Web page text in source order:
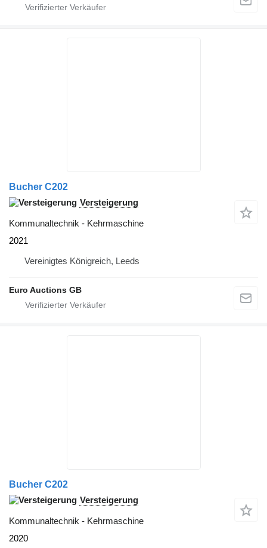
Bucher C202
Versteigerung
Kommunaltechnik - Kehrmaschine
2021
Vereinigtes Königreich, Leeds
Euro Auctions GB
Bucher C202
Versteigerung
Kommunaltechnik - Kehrmaschine
2020